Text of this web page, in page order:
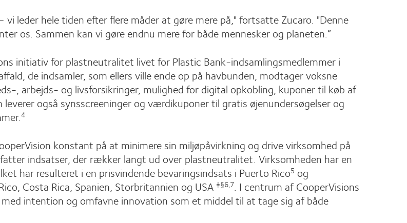
leder hele tiden efter flere måder at gøre mere på," fortsatte Zucaro. "Denne
os. Sammen kan vi gøre endnu mere for både mennesker og planeten.”
initiativ for plastneutralitet livet for Plastic Bank-indsamlingsmedlemmer i
de indsamler, som ellers ville ende op på havbunden, modtager voksne
, arbejds- og livsforsikringer, mulighed for digital opkobling, kuponer til køb af
leverer også synsscreeninger og værdikuponer til gratis øjenundersøgelser og
4
konstant på at minimere sin miljøpåvirkning og drive virksomhed på
indsatser, der rækker langt ud over plastneutralitet. Virksomheden har en
har resulteret i en prisvindende bevaringsindsats i Puerto Rico5 og
Costa Rica, Spanien, Storbritannien og USA ‡§6,7. I centrum af CooperVisions
intention og omfavne innovation som et middel til at tage sig af både